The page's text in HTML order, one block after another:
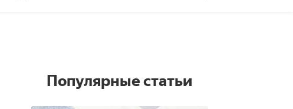
Популярные статьи